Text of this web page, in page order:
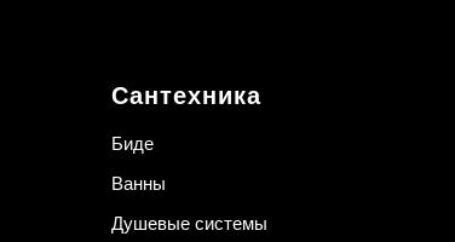
Сантехника
Биде
Ванны
Душевые системы